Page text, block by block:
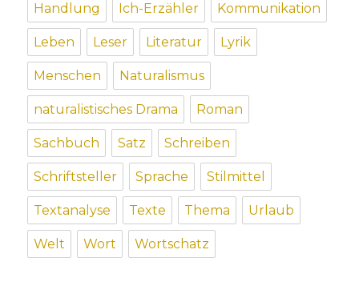
Handlung Ich-Erzähler Kommunikation
Leben Leser Literatur Lyrik
Menschen Naturalismus
naturalistisches Drama Roman
Sachbuch Satz Schreiben
Schriftsteller Sprache Stilmittel
Textanalyse Texte Thema Urlaub
Welt Wort Wortschatz